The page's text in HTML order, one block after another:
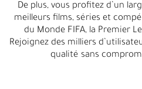
De plus, vous profitez d’un
meilleurs films, séries et
du Monde FIFA, la Premier
Rejoignez des milliers
qualité sans